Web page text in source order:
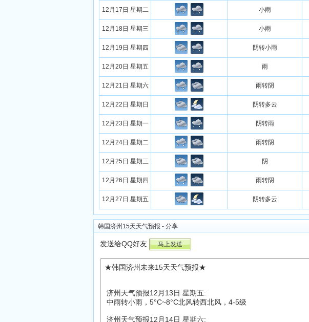
12月17日 星期二 小雨
12月18日 星期三 小雨
12月19日 星期四 阴转小雨
12月20日 星期五 雨
12月21日 星期六 雨转阴
12月22日 星期日 阴转多云
12月23日 星期一 阴转雨
12月24日 星期二 雨转阴
12月25日 星期三 阴
12月26日 星期四 雨转阴
12月27日 星期五 阴转多云
韩国济州15天天气预报 - 分享
发送给QQ好友